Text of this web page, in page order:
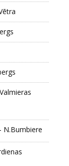
N.Bumbiere